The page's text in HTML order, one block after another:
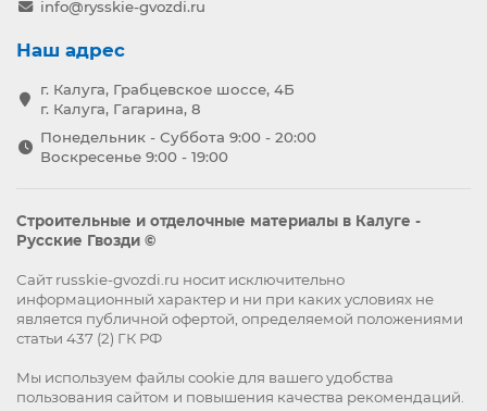
info@rysskie-gvozdi.ru
Наш адрес
г. Калуга, Грабцевское шоссе, 4Б
г. Калуга, Гагарина, 8
Понедельник - Суббота 9:00 - 20:00
Воскресенье 9:00 - 19:00
Строительные и отделочные материалы в Калуге -
Русские Гвозди ©
Сайт russkie-gvozdi.ru носит исключительно
информационный характер и ни при каких условиях не
является публичной офертой, определяемой положениями
статьи 437 (2) ГК РФ
Мы используем файлы cookie для вашего удобства
пользования сайтом и повышения качества рекомендаций.